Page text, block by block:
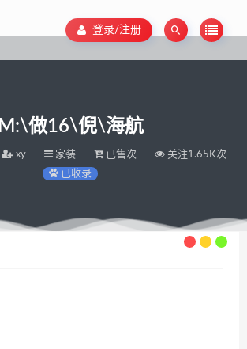
登录/注册
M:\做16\倪\海航
xy 家装 已售次
关注1.65K次
已收录